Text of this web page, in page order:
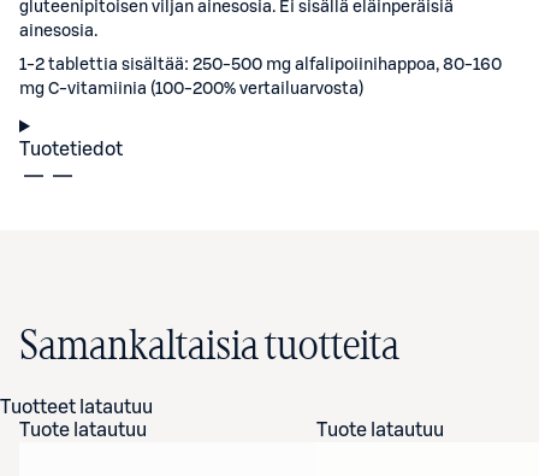
gluteenipitoisen viljan ainesosia. Ei sisällä eläinperäisiä
ainesosia.
1-2 tablettia sisältää: 250-500 mg alfalipoiinihappoa, 80-160
mg C-vitamiinia (100-200% vertailuarvosta)
Tuotetiedot
Samankaltaisia tuotteita
Tuotteet latautuu
Tuote latautuu
Tuote latautuu